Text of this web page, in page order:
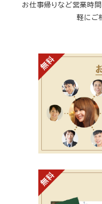
お仕事帰りなど営業時
軽にご